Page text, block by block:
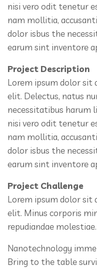
nisi vero odit tenetur
nam mollitia,
dolor isbus the
earum sint inventore
Project Description
Lorem ipsum dolor sit
elit. Delectus, natus
necessitatibus harum
nisi vero odit tenetur
nam mollitia,
dolor isbus the
earum sint inventore
Project Challenge
Lorem ipsum dolor sit
elit. Minus corporis
repudiandae
Nanotechnology
Bring to the table